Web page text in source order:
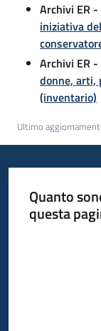
Archivi ER -
iniziativa
Archivi ER -
donne, arti,
(inventario)
Ultimo
Quanto
questa